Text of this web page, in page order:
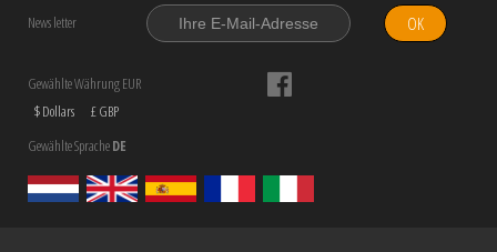
News letter OK
Gewählte Währung EUR
$ Dollars
£ GBP
Gewählte SpracheDE